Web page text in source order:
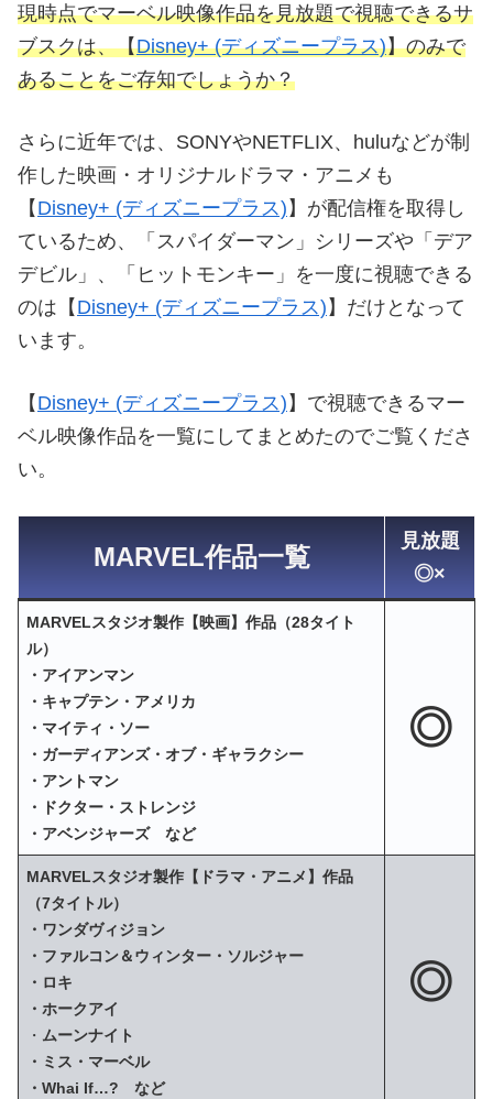
現時点でマーベル映像作品を見放題で視聴できるサ
ブスクは、【Disney+ (ディズニープラス)】のみで
あることをご存知でしょうか？
さらに近年では、SONYやNETFLIX、huluなどが制
作した映画・オリジナルドラマ・アニメも
【 Disney+ (ディズニープラス) 】が配信権を取得し
ているため、「スパイダーマン」シリーズや「デア
デビル」、「ヒットモンキー」を一度に視聴できる
のは【 Disney+ (ディズニープラス) 】だけとなって
います。
【 Disney+ (ディズニープラス) 】で視聴できるマー
ベル映像作品を一覧にしてまとめたのでご覧くださ
い。
MARVEL作品一覧
見放題
◎×
MARVELスタジオ製作【映画】作品（28タイト
ル）
・アイアンマン
・キャプテン・アメリカ
・マイティ・ソー
・ガーディアンズ・オブ・ギャラクシー
・アントマン
・ドクター・ストレンジ
・アベンジャーズ など
◎
MARVELスタジオ製作【ドラマ・アニメ】作品
（7タイトル）
・ワンダヴィジョン
・ファルコン＆ウィンター・ソルジャー
・ロキ
・ホークアイ
・ ムーンナイト
・ミス・マーベル
・Whai If…? など
◎